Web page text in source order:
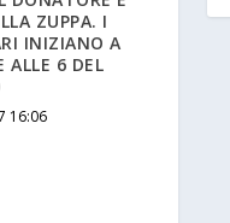
ZUPPA. I
INIZIANO A
ALLE 6 DEL
16:06